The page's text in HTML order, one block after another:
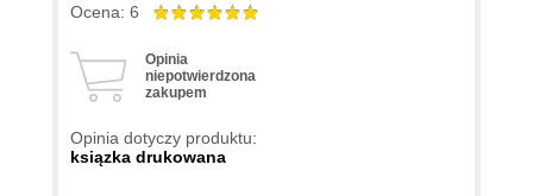
technik, ale bardzo dobrze gruntuje już posiadaną
nie zawsze oczywiste rzeczy.
Ocena: 6
Opinia
niepotwierdzona
zakupem
Opinia dotyczy produktu:
ksiązka drukowana